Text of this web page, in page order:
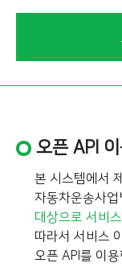
오픈 API
본 시스템에서
자동차운송사업
대상으로 서비스
따라서 서비스
오픈 API를 이